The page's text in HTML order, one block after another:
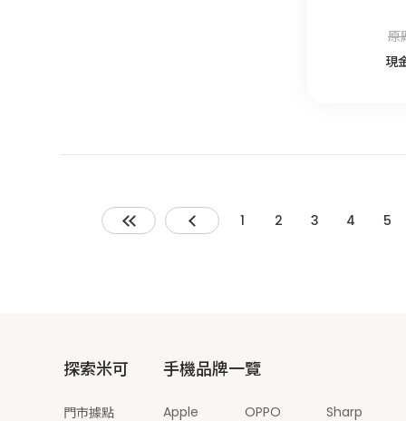
原
現
1 2 3 4 5
探索米可
門市據點
手機品牌一覽
Apple OPPO Sharp